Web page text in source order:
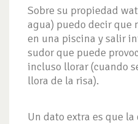
Sobre su propiedad
agua) puedo decir que
en una piscina y salir
sudor que puede
incluso llorar (cuando
llora de la risa).
Un dato extra es que